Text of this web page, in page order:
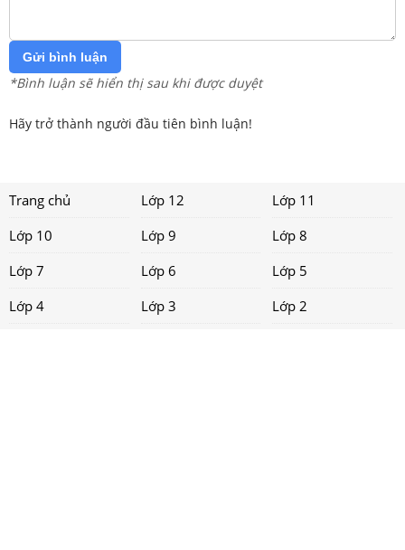
Gửi bình luận
*Bình luận sẽ hiển thị sau khi được duyệt
Hãy trở thành người đầu tiên bình luận!
Trang chủ Lớp 12
Lớp 11
Lớp 10
Lớp 9
Lớp 8
Lớp 7
Lớp 6
Lớp 5
Lớp 4
Lớp 3
Lớp 2